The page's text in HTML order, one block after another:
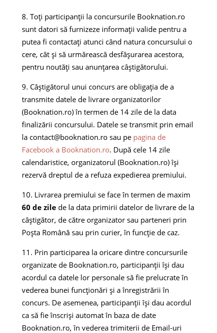
Toți participanții la concursurile Booknation.ro
sunt datori să furnizeze informații valide pentru a
putea fi contactați atunci când natura concursului o
cere, cât și să urmărească desfășurarea acestora,
pentru noutăți sau anunțarea câștigătorului.
Câștigătorul unui concurs are obligația de a
transmite datele de livrare organizatorilor
(Booknation.ro) în termen de 14 zile de la data
finalizării concursului. Datele se transmit prin email
la contact@booknation.rosau pe pagina de
Facebook a Booknation.ro. După cele 14 zile
calendaristice, organizatorul (Booknation.ro) își
rezervă dreptul de a refuza expedierea premiului.
Livrarea premiului se face în termen de maxim
60 de zilede la data primirii datelor de livrare de la
câștigător, de către organizator sau parteneri prin
Poșta Română sau prin curier, în funcție de caz.
Prin participarea la oricare dintre concursurile
organizate de Booknation.ro, participanții își dau
acordul ca datele lor personale să fie prelucrate în
vederea bunei funcționări și a înregistrării în
concurs. De asemenea, participanții își dau acordul
ca să fie înscriși automat în baza de date
Booknation.ro, în vederea trimiterii de Email-uri